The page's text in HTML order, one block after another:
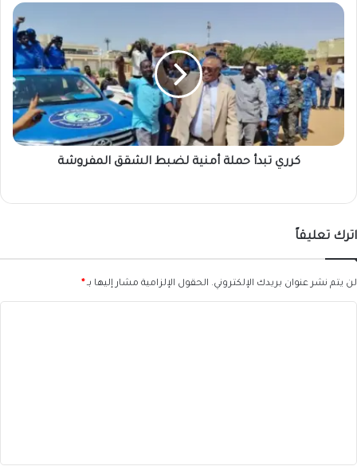
كرري
حملة
أمنية
لضبط
الشقق
المفروشة
كرري تبدأ حملة أمنية لضبط الشقق المفروشة
اترك تعليقاً
لن يتم نشر عنوان بريدك الإلكتروني. الحقول الإلزامية مشار إليها بـ *